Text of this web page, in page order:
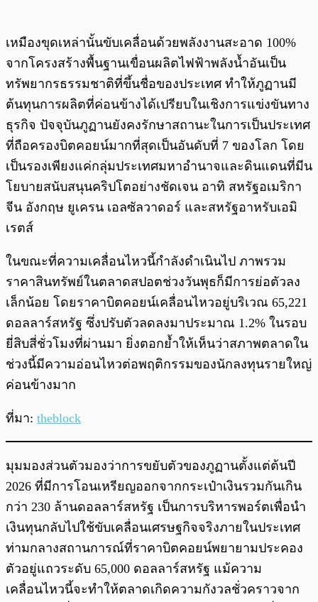
เหมืองขุดเหล่านั้นขับเคลื่อนด้วยพลังงานสะอาด 100%
จากโครงสร้างพื้นฐานเขื่อนผลิตไฟฟ้าพลังน้ำอันเป็น
ทรัพยากรธรรมชาติที่ขึ้นชื่อของประเทศ ทำให้ภูฏานมี
ต้นทุนการผลิตที่ค่อนข้างได้เปรียบในเชิงการแข่งขันทาง
ธุรกิจ ปัจจุบันภูฏานยังคงรักษาสถานะในการเป็นประเทศ
ที่ถือครองบิตคอยน์มากที่สุดเป็นอันดับที่ 7 ของโลก โดย
เป็นรองเพียงแค่กลุ่มประเทศมหาอำนาจและดินแดนที่มีน
โยบายสนับสนุนคริปโตอย่างชัดเจน อาทิ สหรัฐอเมริกา
จีน อังกฤษ ยูเครน เอลซัลวาดอร์ และสหรัฐอาหรับเอมิ
เรตส์
ในขณะที่ความเคลื่อนไหวนี้กำลังดำเนินไป ภาพรวม
ราคาสินทรัพย์ในตลาดสปอตช่วงวันพุธก็มีการย่อตัวลง
เล็กน้อย โดยราคาบิตคอยน์เคลื่อนไหวอยู่บริเวณ 65,221
ดอลลาร์สหรัฐ ซึ่งปรับตัวลดลงมาประมาณ 1.2% ในรอบ
ยี่สิบสี่ชั่วโมงที่ผ่านมา ยิ่งตอกย้ำให้เห็นว่าสภาพตลาดใน
ช่วงนี้มีความอ่อนไหวต่อพฤติกรรมของนักลงทุนรายใหญ่
ค่อนข้างมาก
ที่มา: theblock
มุมมองส่วนตัวมองว่าการขยับตัวของภูฏานตั้งแต่ต้นปี
2026 ที่มีการโอนเหรียญออกจากกระเป๋าเงินรวมกันเกิน
กว่า 230 ล้านดอลลาร์สหรัฐ เป็นการบริหารพอร์ตเพื่อนำ
เงินทุนกลับไปใช้ขับเคลื่อนเศรษฐกิจจริงภายในประเทศ
ท่ามกลางสถานการณ์ที่ราคาบิตคอยน์พยายามประคอง
ตัวอยู่แถวระดับ 65,000 ดอลลาร์สหรัฐ แม้ความ
เคลื่อนไหวนี้จะทำให้ตลาดเกิดความกังวลชั่วคราวจาก